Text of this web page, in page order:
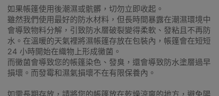
如果帳篷使用後潮濕或骯髒，切勿立即收起。
雖然我們使用最好的防水材料，但長時間暴露在潮濕環境中
會導致物料分解，引致防水層破裂變得柔軟、發粘且不再防
水。在溫暖的天氣裡將濕帳篷存放在包裝內，帳篷會在短短
24 小時開始在織物上形成黴菌。
而黴菌會導致您的帳篷染色、發臭，還會導致防水塗層過早
損壞。而發霉和濕氣損壞不在有限保養內。